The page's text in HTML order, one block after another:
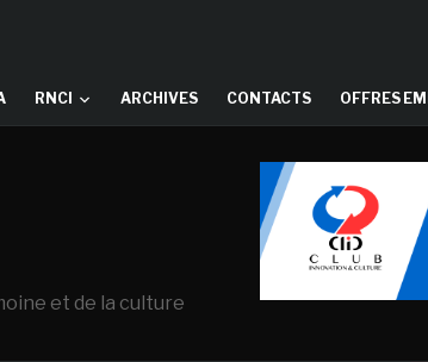
RNCI ARCHIVES CONTACTS OFFRES
et de la culture